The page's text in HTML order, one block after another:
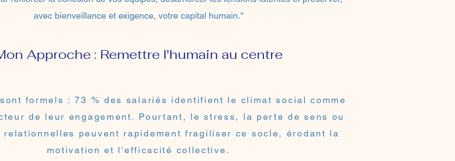
avec bienveillance et exigence, votre capital humain."
Approche : Remettre l'humain au centre
formels : 73 % des salariés identifient le climat social comme
de leur engagement. Pourtant, le stress, la perte de sens ou
relationnelles peuvent rapidement fragiliser ce socle, érodant la
motivation et l'efficacité collective.